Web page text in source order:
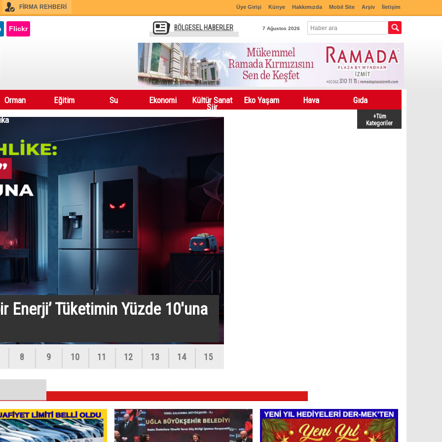
FİRMA REHBERİ İletişim
Arşiv
Mobil Site
Hakkımızda
Künye
Üye Girişi
Flickr 7 Ağustos 2026
BÖLGESEL HABERLER
Orman Eğitim Su Ekonomi Kültür Sanat
Şiir
Eko Yaşam Hava
Gıda
+Tüm
Kategoriler
Enerji’ Tüketimin Yüzde 10'una
Nedeniyle Fiyat
8 9 10 11 12 13 14 15